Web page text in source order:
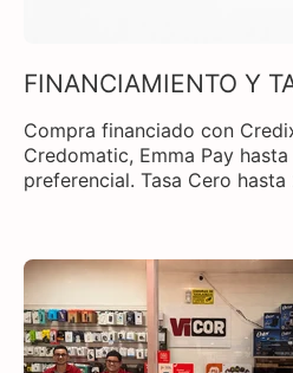
FINANCIAMIENTO Y
Compra financiado con
Credomatic, Emma Pay
preferencial. Tasa Cero hasta